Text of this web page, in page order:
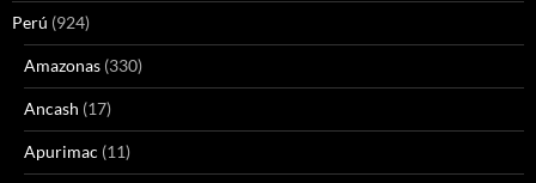
Perú (924)
Amazonas (330)
Ancash (17)
Apurimac (11)